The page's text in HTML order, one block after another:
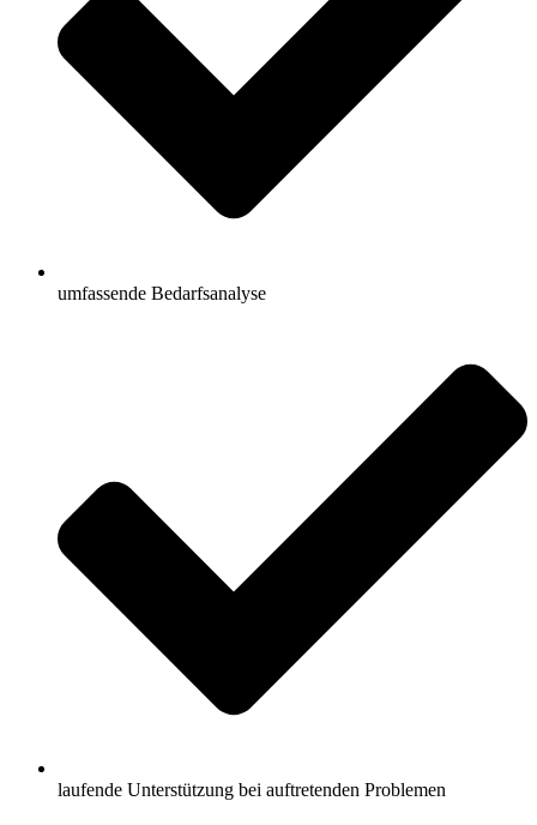
umfassende Bedarfsanalyse
laufende Unterstützung bei auftretenden Problemen